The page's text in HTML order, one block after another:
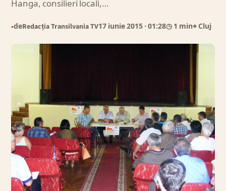
Hanga, consilieri locali,…
●deRedacția Transilvania TV17 iunie 2015 · 01:28◷ 1 min⌖ Cluj